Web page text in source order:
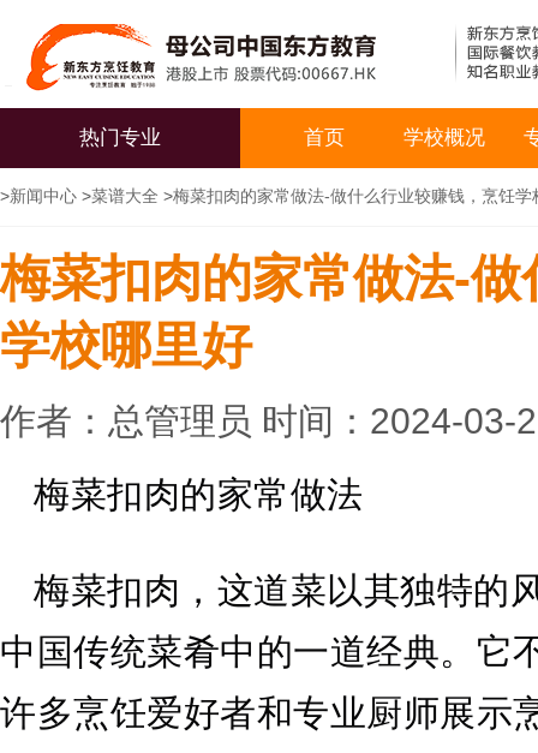
热门专业 首页 学校概况
>新闻中心 >菜谱大全 >梅菜扣肉的家常做法-做什么行业较赚钱，烹饪学
梅菜扣肉的家常做法-
学校哪里好
作者：总管理员 时间：2024-03-
梅菜扣肉的家常做法
梅菜扣肉，这道菜以其独特的
中国传统菜肴中的一道经典。它
许多烹饪爱好者和专业厨师展示